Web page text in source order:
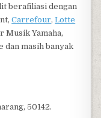
berafiliasi dengan
Carrefour,Lotte
Musik Yamaha,
masih banyak
50142.